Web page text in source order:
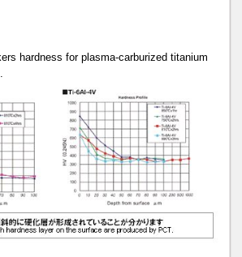
hardness for plasma-carburized titanium